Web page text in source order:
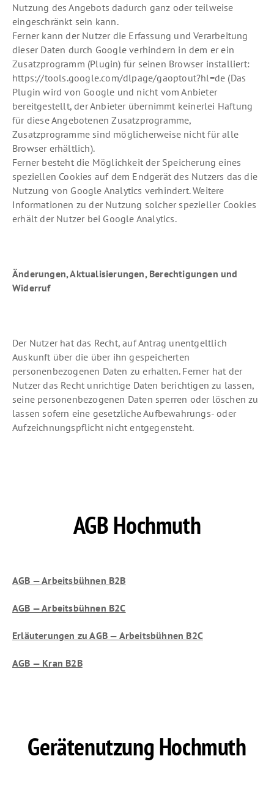
Nutzung des Angebots dadurch ganz oder teilweise
eingeschränkt sein kann.
Ferner kann der Nutzer die Erfassung und Verarbeitung
dieser Daten durch Google verhindern in dem er ein
Zusatzprogramm (Plugin) für seinen Browser installiert:
https://tools.google.com/dlpage/gaoptout?hl=de (Das
Plugin wird von Google und nicht vom Anbieter
bereitgestellt, der Anbieter übernimmt keinerlei Haftung
für diese Angebotenen Zusatzprogramme,
Zusatzprogramme sind möglicherweise nicht für alle
Browser erhältlich).
Ferner besteht die Möglichkeit der Speicherung eines
speziellen Cookies auf dem Endgerät des Nutzers das die
Nutzung von Google Analytics verhindert. Weitere
Informationen zu der Nutzung solcher spezieller Cookies
erhält der Nutzer bei Google Analytics.
Änderungen, Aktualisierungen, Berechtigungen und
Widerruf
Der Nutzer hat das Recht, auf Antrag unentgeltlich
Auskunft über die über ihn gespeicherten
personenbezogenen Daten zu erhalten. Ferner hat der
Nutzer das Recht unrichtige Daten berichtigen zu lassen,
seine personenbezogenen Daten sperren oder löschen zu
lassen sofern eine gesetzliche Aufbewahrungs- oder
Aufzeichnungspflicht nicht entgegensteht.
AGBHochmuth
AGB — Arbeitsbühnen B2B
AGB — Arbeitsbühnen B2C
Erläuterungen zu AGB — Arbeitsbühnen B2C
AGB — Kran B2B
GerätenutzungHochmuth